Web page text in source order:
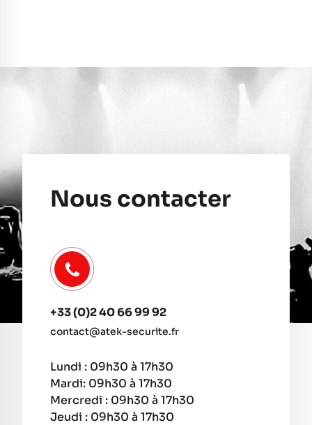
Nous contacter
+33 (0)2 40 66 99 92
contact@atek-securite.fr
Lundi : 09h30 à 17h30
Mardi: 09h30 à 17h30
Mercredi : 09h30 à 17h30
Jeudi : 09h30 à 17h30